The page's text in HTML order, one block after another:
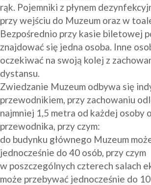
rąk. Pojemniki z płynem
przy wejściu do Muzeum oraz w
Bezpośrednio przy kasie biletowej
znajdować się jedna osoba. Inne
oczekiwać na swoją kolej z
dystansu.
Zwiedzanie Muzeum odbywa się
przewodnikiem, przy zachowaniu
najmniej 1,5 metra od każdej osoby
przewodnika, przy czym:
do budynku głównego Muzeum
jednocześnie do 40 osób, przy czym
w poszczególnych czterech salach
może przebywać jednocześnie do